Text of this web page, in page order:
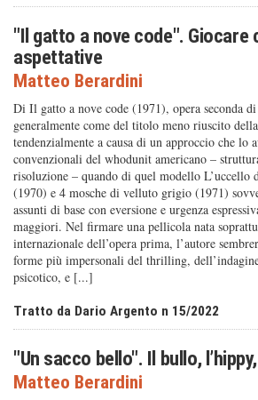
"Il gatto a nove code". Giocare
aspettative
Matteo Berardini
Di Il gatto a nove code (1971), opera seconda
generalmente come del titolo meno riuscito
tendenzialmente a causa di un approccio che lo
convenzionali del whodunit americano –
risoluzione – quando di quel modello L’uccello
(1970) e 4 mosche di velluto grigio (1971)
assunti di base con eversione e urgenza
maggiori. Nel firmare una pellicola nata
internazionale dell’opera prima, l’autore
forme più impersonali del thrilling,
psicotico, e [...]
Tratto da Dario Argento n 15/2022
"Un sacco bello". Il bullo,
Matteo Berardini